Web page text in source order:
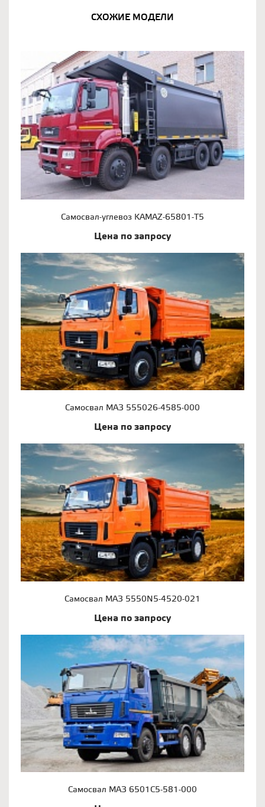
СХОЖИЕ МОДЕЛИ
Самосвал-углевоз KAMAZ-65801-Т5
Цена по запросу
Самосвал МАЗ 555026-4585-000
Цена по запросу
Самосвал МАЗ 5550N5-4520-021
Цена по запросу
Самосвал МАЗ 6501С5-581-000